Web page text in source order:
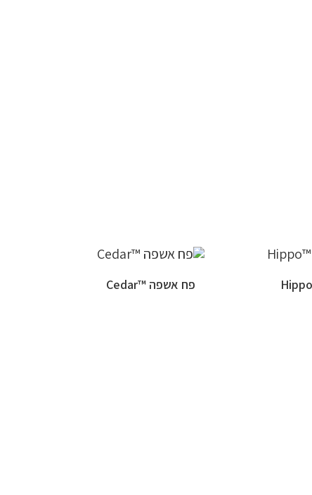
פח אשפה ™Cedar